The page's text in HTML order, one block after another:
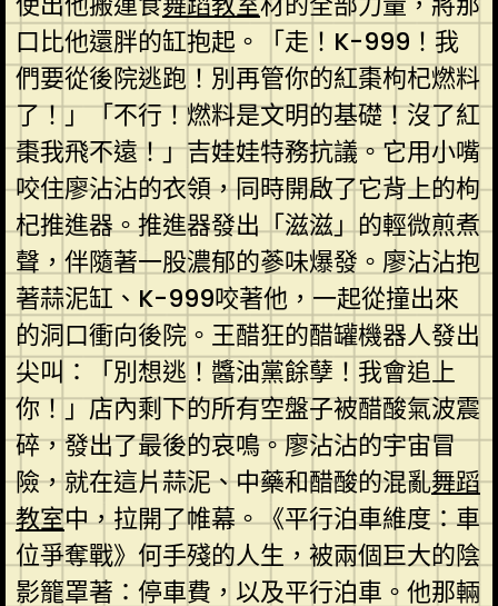
口比他還胖的缸抱起。「走！K-999！我
們要從後院逃跑！別再管你的紅棗枸杞燃料
了！」「不行！燃料是文明的基礎！沒了紅
棗我飛不遠！」吉娃娃特務抗議。它用小嘴
咬住廖沾沾的衣領，同時開啟了它背上的枸
杞推進器。推進器發出「滋滋」的輕微煎煮
聲，伴隨著一股濃郁的蔘味爆發。廖沾沾抱
著蒜泥缸、K-999咬著他，一起從撞出來
的洞口衝向後院。王醋狂的醋罐機器人發出
尖叫：「別想逃！醬油黨餘孽！我會追上
你！」店內剩下的所有空盤子被醋酸氣波震
碎，發出了最後的哀鳴。廖沾沾的宇宙冒
險，就在這片蒜泥、中藥和醋酸的混亂舞蹈
教室中，拉開了帷幕。《平行泊車維度：車
位爭奪戰》何手殘的人生，被兩個巨大的陰
影籠罩著：停車費，以及平行泊車。他那輛